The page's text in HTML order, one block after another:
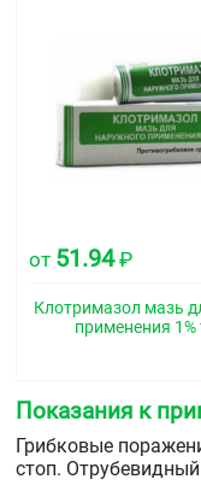
от 51.94₽
Клотримазол мазь
применения 1%
Показания к
Грибковые
стоп.